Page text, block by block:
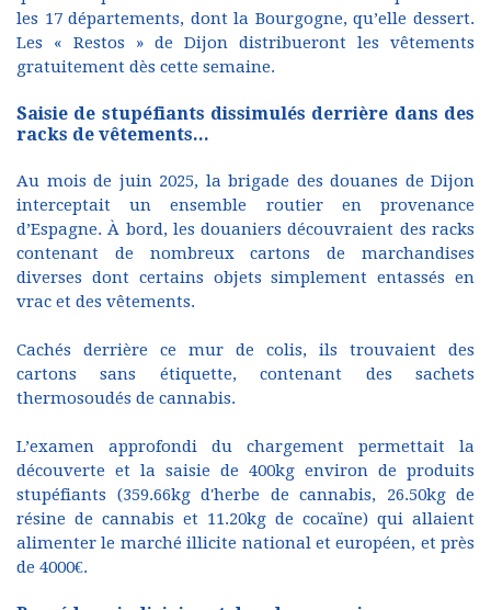
les 17 départements, dont la Bourgogne, qu’elle dessert.
Les « Restos » de Dijon distribueront les vêtements
gratuitement dès cette semaine.
Saisie de stupéfiants dissimulés derrière dans des
racks de vêtements...
Au mois de juin 2025, la brigade des douanes de Dijon
interceptait un ensemble routier en provenance
d’Espagne. À bord, les douaniers découvraient des racks
contenant de nombreux cartons de marchandises
diverses dont certains objets simplement entassés en
vrac et des vêtements.
Cachés derrière ce mur de colis, ils trouvaient des
cartons sans étiquette, contenant des sachets
thermosoudés de cannabis.
L’examen approfondi du chargement permettait la
découverte et la saisie de 400kg environ de produits
stupéfiants (359.66kg d'herbe de cannabis, 26.50kg de
résine de cannabis et 11.20kg de cocaïne) qui allaient
alimenter le marché illicite national et européen, et près
de 4000€.